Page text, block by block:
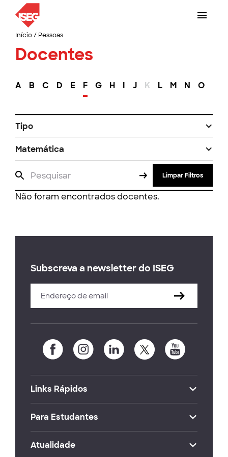
Início/ Pessoas
Docentes
A B C D E F G H I J K L M N O
Tipo
Matemática
Limpar Filtros
Não foram encontrados docentes.
Subscreva a newsletter do ISEG
Links Rápidos
Para Estudantes
Atualidade